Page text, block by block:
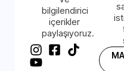
bilgilendirici
içerikler
paylaşıyoruz.